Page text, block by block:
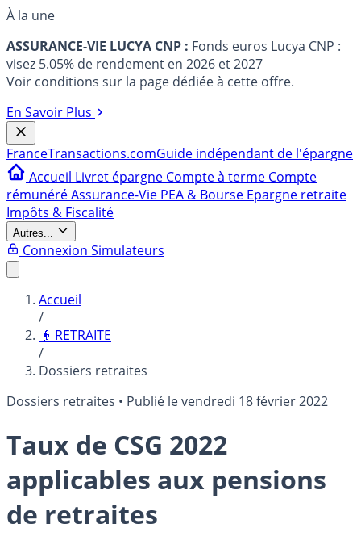
À la une
ASSURANCE-VIE LUCYA CNP : Fonds euros Lucya CNP :
visez 5.05% de rendement en 2026 et 2027
Voir conditions sur la page dédiée à cette offre.
En Savoir Plus
FranceTransactions.comGuide indépendant de l'épargne
Accueil Livret épargne Compte à terme Compte
rémunéréAssurance-Vie PEA & Bourse Epargne retraite
Impôts & Fiscalité
Autres...
Connexion Simulateurs
Accueil
/
👴 RETRAITE
/
Dossiers retraites
Dossiers retraites • Publié levendredi 18 février 2022
Taux de CSG 2022
applicables aux pensions
de retraites